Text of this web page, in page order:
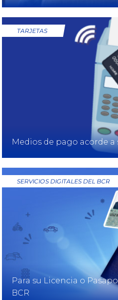
TARJETAS
Medios de pago acorde a
SERVICIOS DIGITALES DEL BCR
Para su Licencia o
BCR